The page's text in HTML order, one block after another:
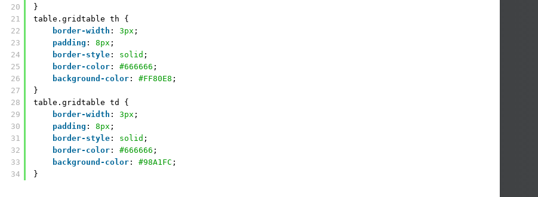
20
21
22
23
24
25
26
27
28
29
30
31
32
33
34
}
table.gridtable th {
border-width : 3px ;
padding : 8px ;
border-style : solid ;
border-color : #666666 ;
background-color : #FF80E8 ;
}
table.gridtable td {
border-width : 3px ;
padding : 8px ;
border-style : solid ;
border-color : #666666 ;
background-color : #98A1FC ;
}